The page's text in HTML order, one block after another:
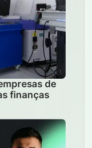
de
finanças